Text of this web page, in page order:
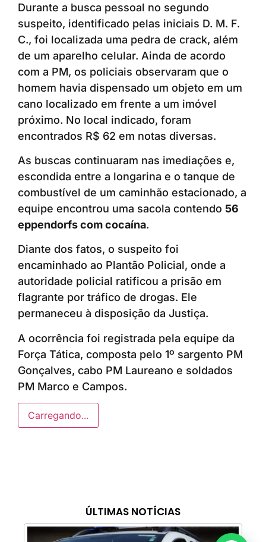
ÚLTIMAS NOTÍCIAS
Durante a busca pessoal no segundo
suspeito, identificado pelas iniciais D. M. F.
C., foi localizada uma pedra de crack, além
de um aparelho celular. Ainda de acordo
com a PM, os policiais observaram que o
homem havia dispensado um objeto em um
cano localizado em frente a um imóvel
próximo. No local indicado, foram
encontrados R$ 62 em notas diversas.
As buscas continuaram nas imediações e,
escondida entre a longarina e o tanque de
combustível de um caminhão estacionado, a
equipe encontrou uma sacola contendo 56
eppendorfs com cocaína.
Diante dos fatos, o suspeito foi
encaminhado ao Plantão Policial, onde a
autoridade policial ratificou a prisão em
flagrante por tráfico de drogas. Ele
permaneceu à disposição da Justiça.
A ocorrência foi registrada pela equipe da
Força Tática, composta pelo 1º sargento PM
Gonçalves, cabo PM Laureano e soldados
PM Marco e Campos.
Carregando...